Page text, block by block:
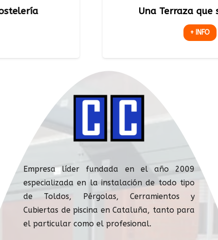
Una Terraza que se Adapta
Empresa líder fundada en el año 2009
especializada en la instalación de todo tipo
de Toldos, Pérgolas, Cerramientos y
Cubiertas de piscina en Cataluña, tanto para
el particular como el profesional.